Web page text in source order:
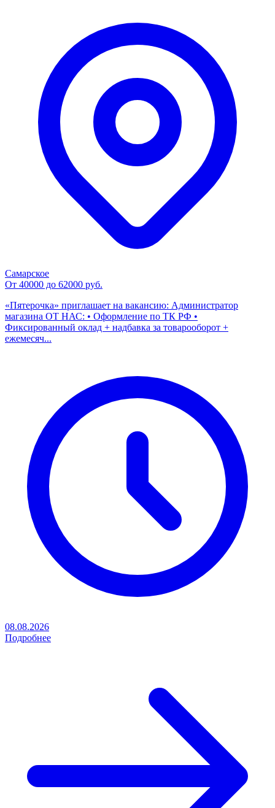
Самарское
От 40000 до 62000 руб.
«Пятерочка» приглашает на вакансию: Администратор
магазина ОТ НАС: • Оформление по ТК РФ •
Фиксированный оклад + надбавка за товарооборот +
ежемесяч...
08.08.2026
Подробнее